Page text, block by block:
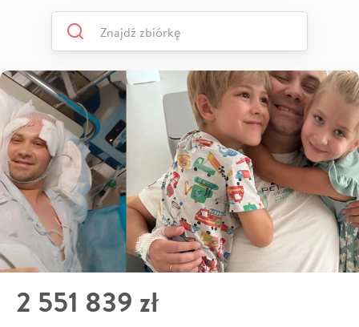
2 551 839 zł